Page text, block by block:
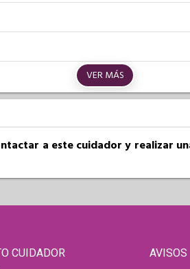
VER MÁS
a este cuidador y realizar
CUIDADOR
AVISOS